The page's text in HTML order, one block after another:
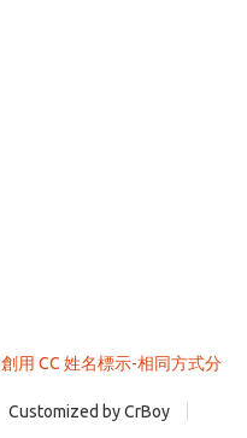
創用 CC 姓名標示-相同方式分
Customized by CrBoy